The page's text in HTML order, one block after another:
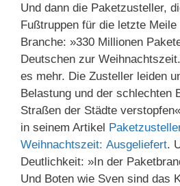
Und dann die Paketzusteller,
Fußtruppen für die letzte
Branche: »330 Millionen
Deutschen zur
es mehr. Die Zusteller leiden
Belastung und der schlechten
Straßen der Städte
in seinem Artikel
Weihnachtszeit: Ausgeliefert.
Deutlichkeit: »In der
Und Boten wie Sven sind das